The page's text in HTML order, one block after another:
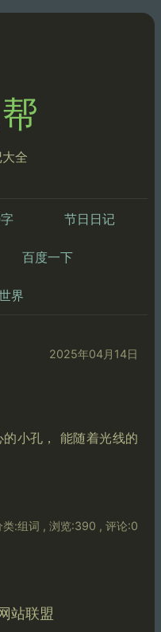
全
节日日记
百度一下
界
2025年04月14日
的小孔， 能随着光线的
类:组词 , 浏览:390 , 评论:0
站联盟